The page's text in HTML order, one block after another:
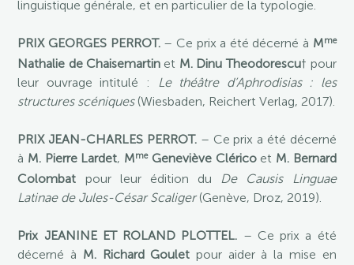
linguistique générale, et en particulier de la typologie.
PRIX GEORGES PERROT.– Ce prix a été décerné à Mme
Nathalie de Chaisemartin et M. Dinu Theodorescu† pour
leur ouvrage intitulé : Le théâtre d’Aphrodisias : les
structures scéniques(Wiesbaden, Reichert Verlag, 2017).
PRIX JEAN-CHARLES PERROT.– Ce prix a été décerné
à M. Pierre Lardet, MmeGeneviève Cléricoet M. Bernard
Colombat pour leur édition du De Causis Linguae
Latinae de Jules-César Scaliger(Genève, Droz, 2019).
Prix JEANINE ET ROLAND PLOTTEL. – Ce prix a été
décerné à M. Richard Goulet pour aider à la mise en